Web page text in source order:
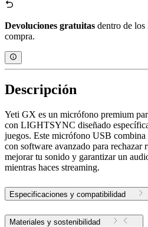
Devoluciones gratuitas dentro de los
compra.
Descripción
Yeti GX es un micrófono premium
con LIGHTSYNC diseñado
juegos. Este micrófono USB combina
con software avanzado para rechazar
mejorar tu sonido y garantizar un
mientras haces streaming.
Especificaciones y compatibilidad
Materiales y sostenibilidad